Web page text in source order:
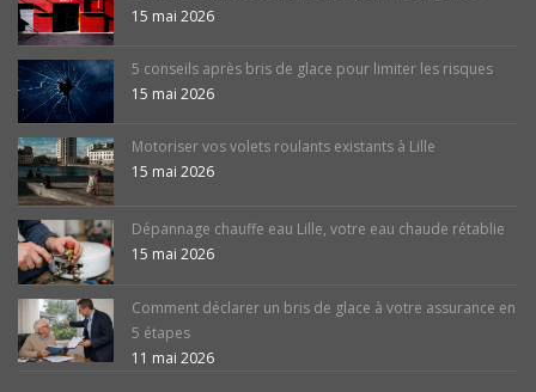
15 mai 2026
5 conseils après bris de glace pour limiter les risques
15 mai 2026
Motoriser vos volets roulants existants à Lille
15 mai 2026
Dépannage chauffe eau Lille, votre eau chaude rétablie
15 mai 2026
Comment déclarer un bris de glace à votre assurance en
5 étapes
11 mai 2026